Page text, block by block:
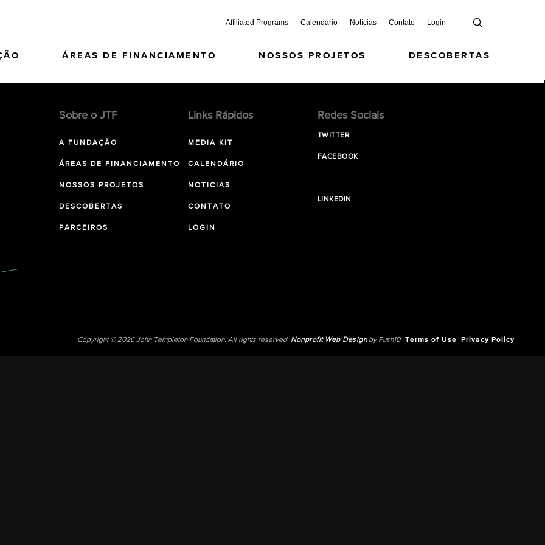
Affiliated Programs Calendário Notícias Contato Login
ÁREAS DE FINANCIAMENTO NOSSOS PROJETOS DESCOBERTAS
Sobre o JTF
A FUNDAÇÃO
ÁREAS DE FINANCIAMENTO
NOSSOS PROJETOS
DESCOBERTAS
PARCEIROS
Links Rápidos
MEDIA KIT
CALENDÁRIO
NOTICIAS
CONTATO
LOGIN
Redes Sociais
TWITTER
FACEBOOK
LINKEDIN
Copyright © 2026 John Templeton Foundation. All rights reserved. Nonprofit Web Designby Push10. Terms of Use Privacy Policy